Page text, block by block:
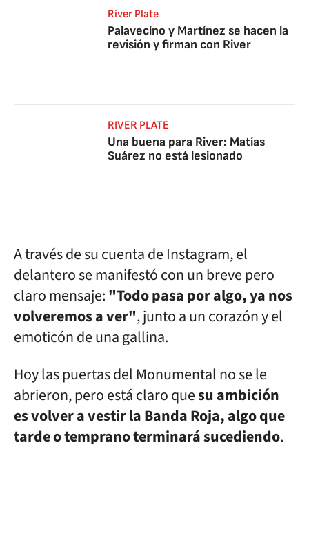
River Plate
Palavecino y Martínez se hacen la
revisión y firman con River
RIVER PLATE
Una buena para River: Matías
Suárez no está lesionado
A través de su cuenta de Instagram, el
delantero se manifestó con un breve pero
claro mensaje:"Todo pasa por algo, ya nos
volveremos a ver", junto a un corazón y el
emoticón de una gallina.
Hoy las puertas del Monumental no se le
abrieron, pero está claro quesu ambición
es volver a vestir la Banda Roja, algo que
tarde o temprano terminará sucediendo.